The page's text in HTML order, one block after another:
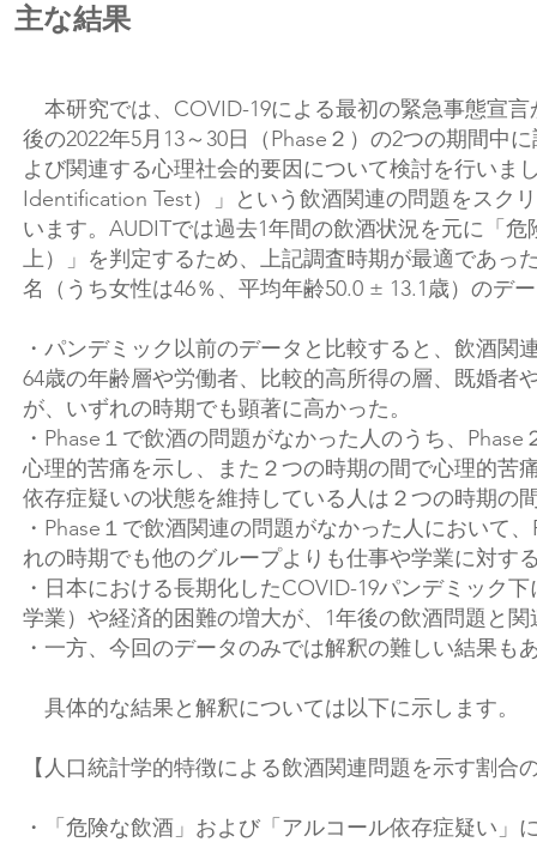
主な結果
本研究では、COVID-19による最初の緊急事態宣言
後の2022年5月13～30日（Phase２）の2つの期間中
よび関連する心理社会的要因について検討を行いま
Identification Test）」という飲酒関連の問題をスク
います。AUDITでは過去1年間の飲酒状況を元に「
上）」を判定するため、上記調査時期が最適であっ
名（うち女性は46％、平均年齢50.0 ± 13.1歳）のデ
・パンデミック以前のデータと比較すると、飲酒
64歳の年齢層や労働者、比較的高所得の層、既婚者
が、いずれの時期でも顕著に高かった。
・Phase１で飲酒の問題がなかった人のうち、
心理的苦痛を示し、また２つの時期の間で心理的苦
依存症疑いの状態を維持している人は２つの時期の
・Phase１で飲酒関連の問題がなかった人において
れの時期でも他のグループよりも仕事や学業に対す
・日本における長期化したCOVID-19パンデミック
学業）や経済的困難の増大が、1年後の飲酒問題と
・一方、今回のデータのみでは解釈の難しい結果
具体的な結果と解釈については以下に示します。
【人口統計学的特徴による飲酒関連問題を示す割合
・「危険な飲酒」および「アルコール依存症疑い」